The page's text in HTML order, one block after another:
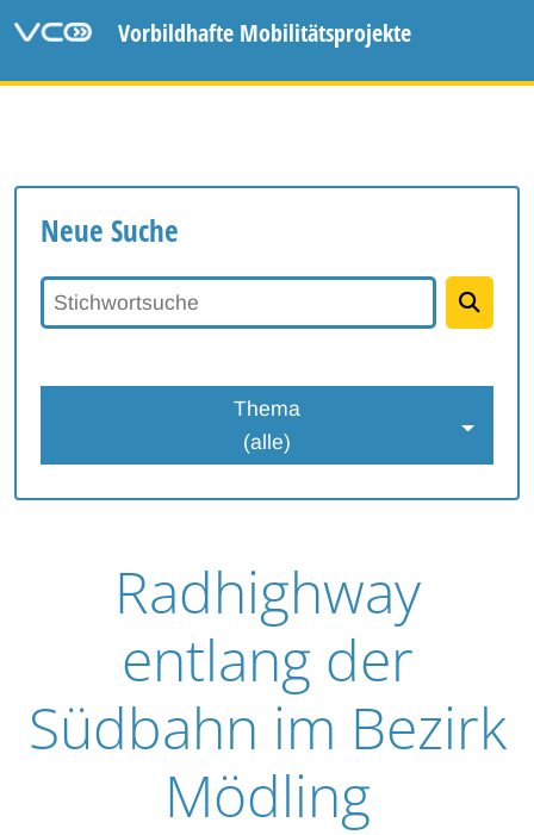
Vorbildhafte Mobilitätsprojekte
Radhighway
entlang der
Südbahn im Bezirk
Mödling
Neue Suche
Stichwortsuche
Thema
(alle)